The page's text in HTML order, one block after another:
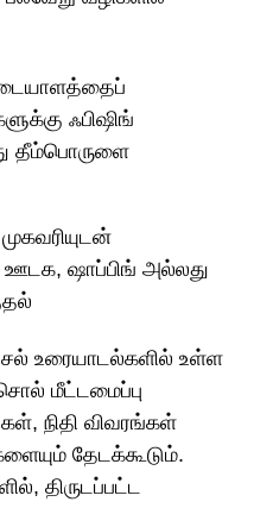
ஃபிஷிங்
தீம்பொருளை
ஷாப்பிங் அல்லது
உரையாடல்களில் உள்ள
மீட்டமைப்பு
நிதி விவரங்கள்
தேடக்கூடும்.
திருடப்பட்ட